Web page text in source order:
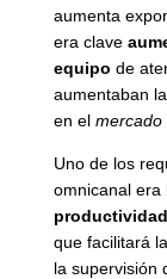
aumenta
era clave
equipo de
aumentaban
en el mercado
Uno de los
omnicanal era
que facilitará
la supervisión